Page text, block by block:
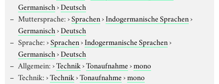
Germanisch›Deutsch
Muttersprache:›Sprachen›Indogermanische Sprachen›
Germanisch›Deutsch
Sprache:›Sprachen›Indogermanische Sprachen›
Germanisch›Deutsch
Allgemein:›Technik›Tonaufnahme›mono
Technik:›Technik›Tonaufnahme›mono